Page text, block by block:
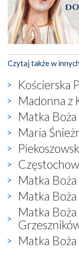
Czytaj także w
Kościerska
Madonna z
Matka Boża
Maria
Matka
Matka
Matka
Matka